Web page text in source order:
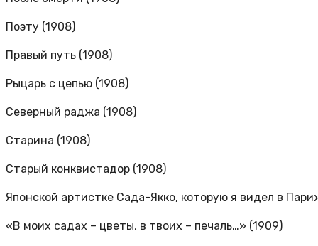
Поэту (1908)
Правый путь (1908)
Рыцарь с цепью (1908)
Северный раджа (1908)
Старина (1908)
Старый конквистадор (1908)
Японской артистке Сада-Якко, которую я видел в
«В моих садах – цветы, в твоих – печаль…» (1909)